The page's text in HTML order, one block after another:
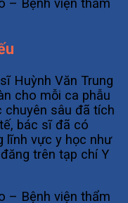
Huỳnh Văn Trung
cho mỗi ca phẫu
chuyên sâu đã tích
bác sĩ đã có
lĩnh vực y học như
trên tạp chí Y